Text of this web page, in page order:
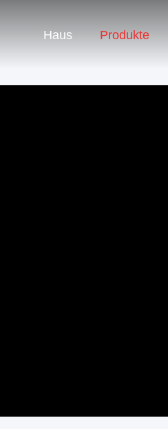
Haus Produkte